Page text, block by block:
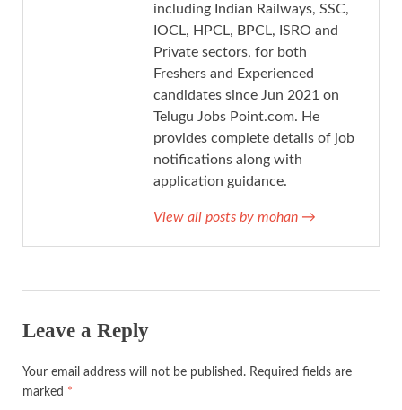
including Indian Railways, SSC,
IOCL, HPCL, BPCL, ISRO and
Private sectors, for both
Freshers and Experienced
candidates since Jun 2021 on
Telugu Jobs Point.com. He
provides complete details of job
notifications along with
application guidance.
View all posts by mohan →
Leave a Reply
Your email address will not be published. Required fields are
marked *